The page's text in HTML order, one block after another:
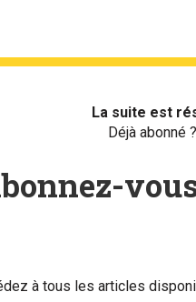
La suite est
Déjà abonné ?
à tous les articles